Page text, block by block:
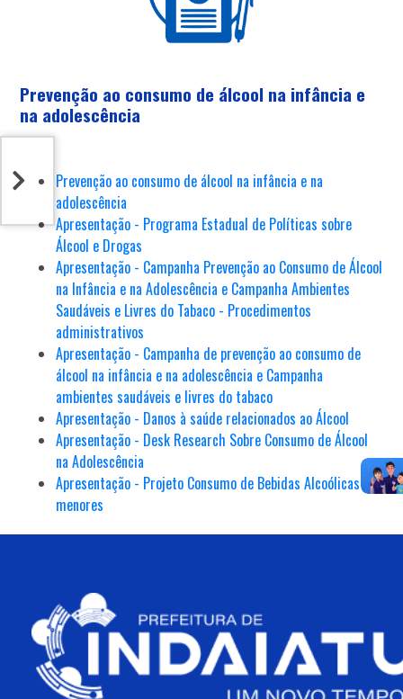
Prevenção ao consumo de álcool na infância e
na adolescência
Prevenção ao consumo de álcool na infância e na
adolescência
Apresentação - Programa Estadual de Políticas sobre
Álcool e Drogas
Apresentação - Campanha Prevenção ao Consumo de Álcool
na Infância e na Adolescência e Campanha Ambientes
Saudáveis e Livres do Tabaco - Procedimentos
administrativos
Apresentação - Campanha de prevenção ao consumo de
álcool na infância e na adolescência e Campanha
ambientes saudáveis e livres do tabaco
Apresentação - Danos à saúde relacionados ao Álcool
Apresentação - Desk Research Sobre Consumo de Álcool
na Adolescência
Apresentação - Projeto Consumo de Bebidas Alcoólicas por
menores